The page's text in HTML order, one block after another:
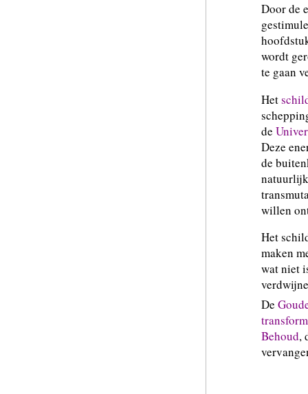
Door de
wordt
te gaan
Het
de
Deze
de
willen
Het
maken
wat niet
De
Behoud,